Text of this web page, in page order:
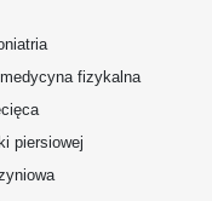
fizykalna
piersiowej